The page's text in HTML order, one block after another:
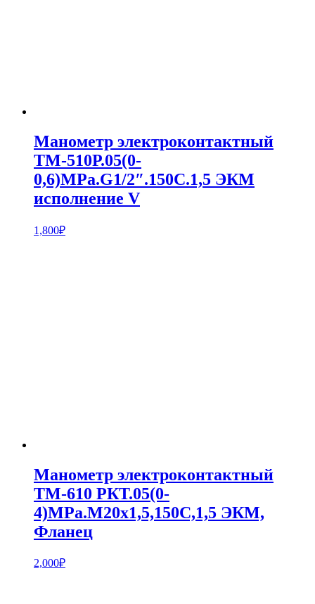
Манометр электроконтактный
ТМ-510Р.05(0-
0,6)МPa.G1/2″.150С.1,5 ЭКМ
исполнение V
1,800₽
Манометр электроконтактный
ТМ-610 РКТ.05(0-
4)MPa.М20х1,5,150С,1,5 ЭКМ,
Фланец
2,000₽